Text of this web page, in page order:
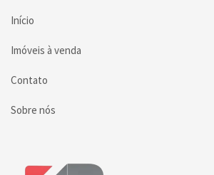
Início
Imóveis à venda
Contato
Sobre nós
Página inicial